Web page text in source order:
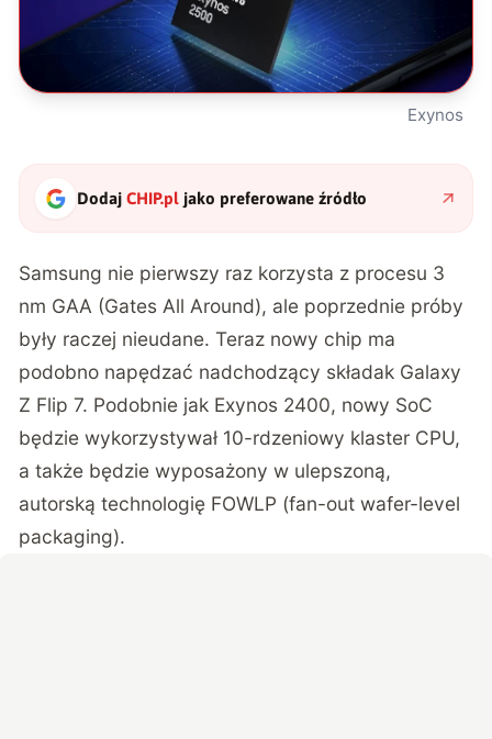
Exynos
DodajCHIP.pl jako preferowane źródło
Samsung nie pierwszy raz korzysta z procesu 3
nm GAA (Gates All Around), ale poprzednie próby
były raczej nieudane. Teraz nowy chip ma
podobno napędzać nadchodzący składak Galaxy
Z Flip 7. Podobnie jak Exynos 2400, nowy SoC
będzie wykorzystywał 10-rdzeniowy klaster CPU,
a także będzie wyposażony w ulepszoną,
autorską technologię FOWLP (fan-out wafer-level
packaging).